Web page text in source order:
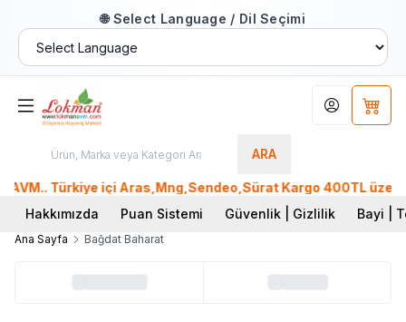
🌐 Select Language / Dil Seçimi
ARA
Hesabım
Türkiye içi Aras,Mng,Sendeo,Sürat Kargo 400TL üzeri,
Hakkımızda
Puan Sistemi Güvenlik | Gizlilik Bayi |
Ana Sayfa Bağdat Baharat